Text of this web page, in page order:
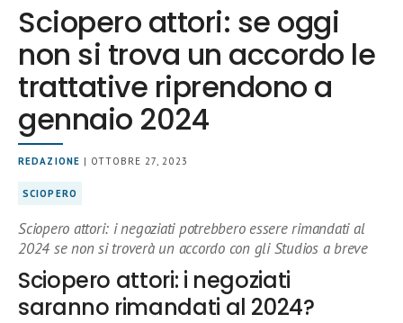
Sciopero attori: se oggi
non si trova un accordo le
trattative riprendono a
gennaio 2024
REDAZIONE | OTTOBRE 27, 2023
SCIOPERO
Sciopero attori: i negoziati potrebbero essere rimandati al
2024 se non si troverà un accordo con gli Studios a breve
Sciopero attori: i negoziati
saranno rimandati al 2024?